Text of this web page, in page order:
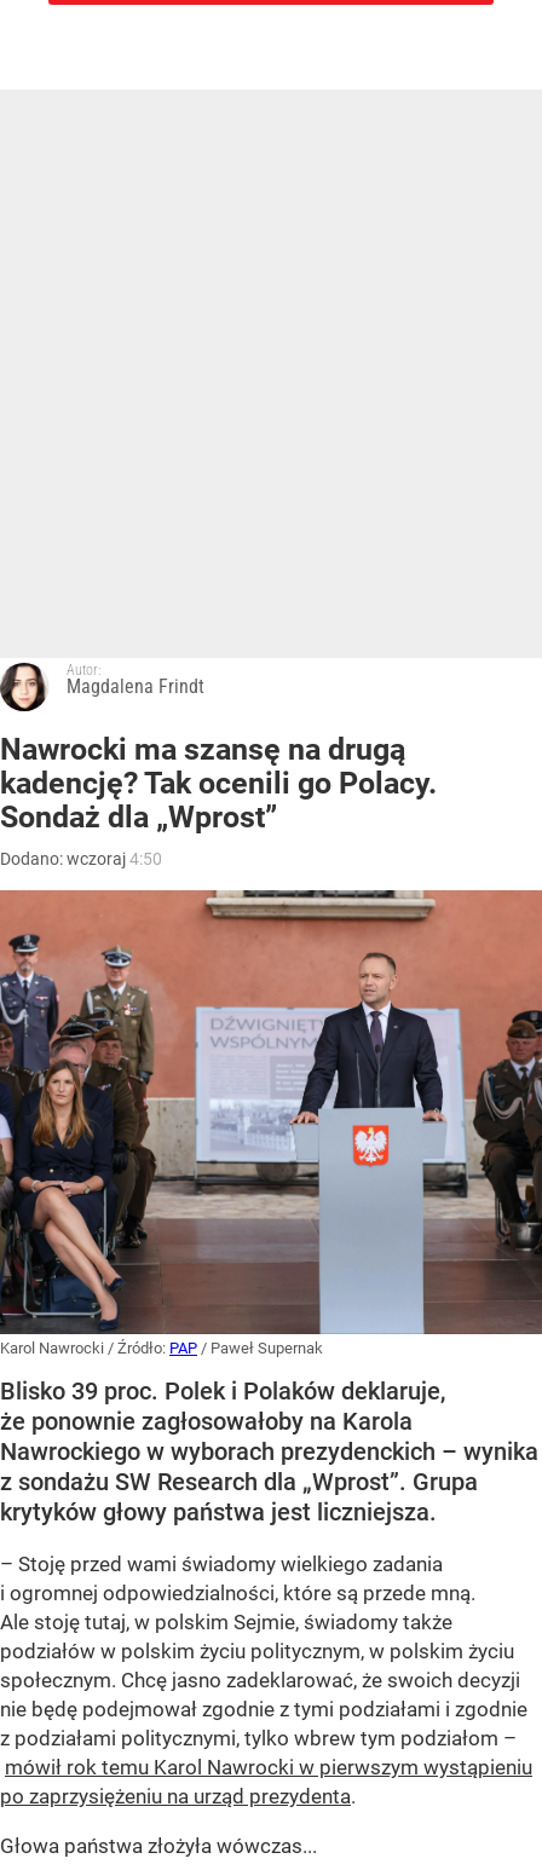
Autor:
Magdalena Frindt
Nawrocki ma szansę na drugą
kadencję? Tak ocenili go Polacy.
Sondaż dla „Wprost”
Dodano:wczoraj4:50
Karol Nawrocki / Źródło: PAP / Paweł Supernak
Blisko 39 proc. Polek i Polaków deklaruje,
że ponownie zagłosowałoby na Karola
Nawrockiego w wyborach prezydenckich – wynika
z sondażu SW Research dla „Wprost”. Grupa
krytyków głowy państwa jest liczniejsza.
– Stoję przed wami świadomy wielkiego zadania
i ogromnej odpowiedzialności, które są przede mną.
Ale stoję tutaj, w polskim Sejmie, świadomy także
podziałów w polskim życiu politycznym, w polskim życiu
społecznym. Chcę jasno zadeklarować, że swoich decyzji
nie będę podejmował zgodnie z tymi podziałami i zgodnie
z podziałami politycznymi, tylko wbrew tym podziałom –
mówił rok temu Karol Nawrocki w pierwszym wystąpieniu
po zaprzysiężeniu na urząd prezydenta.
Głowa państwa złożyła wówczas...